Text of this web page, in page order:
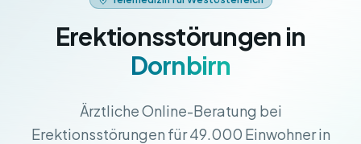
Erektionsstörungen in
Dornbirn
Ärztliche Online-Beratung bei
Erektionsstörungen für 49.000 Einwohner in